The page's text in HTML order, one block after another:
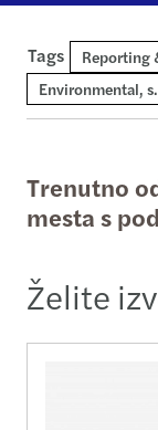
Tags
Trenutno
mesta s
Želite